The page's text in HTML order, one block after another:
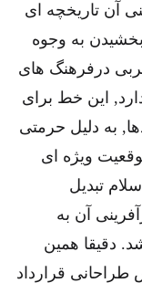
تاریخچه ای
به وجوه
درفرهنگ های
این خط برای
به دلیل حرمتی
ویژه ای
تبدیل
آن به
دقیقا همین
قرارداد